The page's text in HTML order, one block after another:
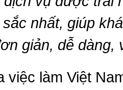
nhất, giúp
giản, dễ dàng,
việc làm Việt